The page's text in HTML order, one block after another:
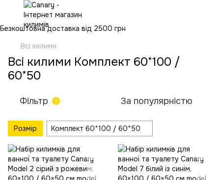
Безкоштовна доставка від 2500 грн
Всі килими
Всі килими Комплект 60*100 /
60*50
Фільтр 1 За популярністю
Розмір Комплект 60*100 / 60*50